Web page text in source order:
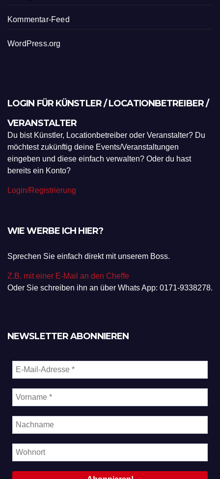
Kommentar-Feed
WordPress.org
LOGIN FÜR KÜNSTLER / LOCATIONBETREIBER /
VERANSTALTER
Du bist Künstler, Locationbetreiber oder Veranstalter? Du
möchtest zukünftig deine Events/Veranstaltungen
eingeben und diese einfach verwalten? Oder du hast
bereits ein Konto?
Login/Registrierung
WIE WERBE ICH HIER?
Sprechen Sie einfach direkt mit unserem Boss.
Z.B. mit einer E-Mail an den Cheffe
Oder Sie schreiben ihn an über Whats App: 0171-9338278.
NEWSLETTER ABONNIEREN